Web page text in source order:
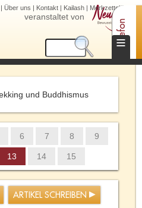
veranstaltet von
| Über uns | Kontakt | Kailash | Merkzettel (0)
≡
und Buddhismus
6 7 8 9
13 14 15
ARTIKEL SCHREIBEN
Telefon